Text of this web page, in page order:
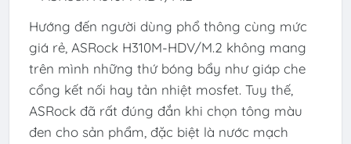
Hướng đến người dùng phổ thông cùng mức
giá rẻ, ASRock H310M-HDV/M.2 không mang
trên mình những thứ bóng bẩy như giáp che
cổng kết nối hay tản nhiệt mosfet. Tuy thế,
ASRock đã rất đúng đắn khi chọn tông màu
đen cho sản phẩm, đặc biệt là nước mạch